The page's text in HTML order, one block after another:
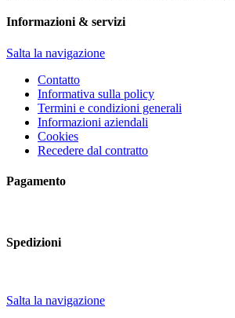
Informazioni & servizi
Salta la navigazione
Contatto
Informativa sulla policy
Termini e condizioni generali
Informazioni aziendali
Cookies
Recedere dal contratto
Pagamento
Spedizioni
Salta la navigazione